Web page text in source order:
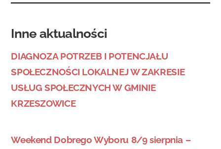
Inne aktualności
DIAGNOZA POTRZEB I POTENCJAŁU
SPOŁECZNOŚCI LOKALNEJ W ZAKRESIE
USŁUG SPOŁECZNYCH W GMINIE
KRZESZOWICE
Weekend Dobrego Wyboru 8/9 sierpnia –